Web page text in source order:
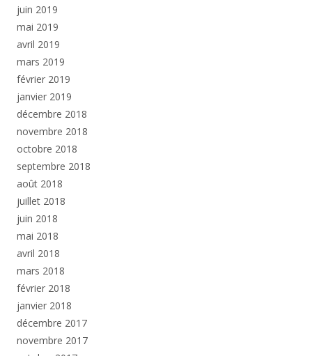
juin 2019
mai 2019
avril 2019
mars 2019
février 2019
janvier 2019
décembre 2018
novembre 2018
octobre 2018
septembre 2018
août 2018
juillet 2018
juin 2018
mai 2018
avril 2018
mars 2018
février 2018
janvier 2018
décembre 2017
novembre 2017